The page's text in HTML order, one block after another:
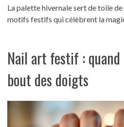
La palette hivernale sert de toile
motifs festifs qui célèbrent la
Nail art festif :
bout des doigts